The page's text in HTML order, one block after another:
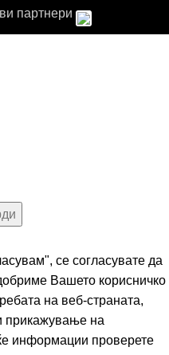
партнери
се согласувате да
Вашето корисничко
на веб-страната,
прикажување на
информации проверете